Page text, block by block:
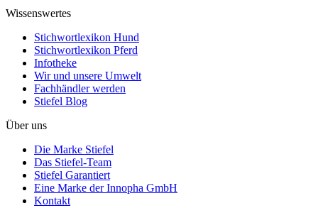
Wissenswertes
Stichwortlexikon Hund
Stichwortlexikon Pferd
Infotheke
Wir und unsere Umwelt
Fachhändler werden
Stiefel Blog
Über uns
Die Marke Stiefel
Das Stiefel-Team
Stiefel Garantiert
Eine Marke der Innopha GmbH
Kontakt